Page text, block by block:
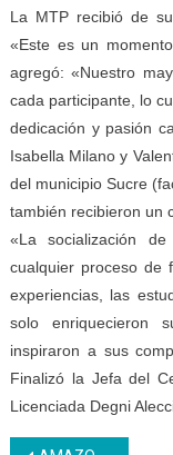
La MTP recibió de
«Este es un
agregó: «Nuestro
cada participante, lo
dedicación y pasión
Isabella Milano y
del municipio Sucre
también recibieron un
«La socialización
cualquier proceso de
experiencias, las
solo enriquecieron
inspiraron a sus
Finalizó la Jefa del
Licenciada Degni